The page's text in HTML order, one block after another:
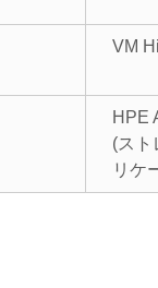
VM
HPE
(スト
リケ